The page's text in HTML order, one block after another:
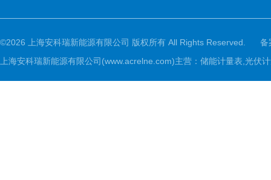
©2026 上海安科瑞新能源有限公司 版权所有 All Rights Reserved.
备
上海安科瑞新能源有限公司(www.acrelne.com)主营：储能计量表,光伏